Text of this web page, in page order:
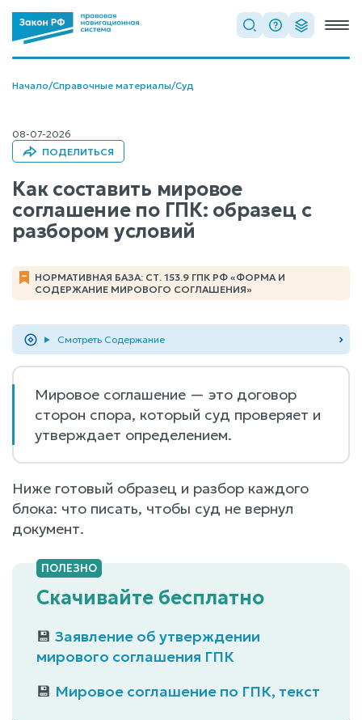
Начало/Справочные материалы/Суд
08-07-2026
ПОДЕЛИТЬСЯ
Как составить мировое
соглашение по ГПК: образец с
разбором условий
НОРМАТИВНАЯ БАЗА: СТ. 153.9 ГПК РФ «ФОРМА И
СОДЕРЖАНИЕ МИРОВОГО СОГЛАШЕНИЯ»
Смотреть Содержание
Мировое соглашение — это договор
сторон спора, который суд проверяет и
утверждает определением.
Ниже готовый образец и разбор каждого
блока: что писать, чтобы суд не вернул
документ.
Скачивайте бесплатно
💾 Заявление об утверждении
мирового соглашения ГПК
💾 Мировое соглашение по ГПК, текст